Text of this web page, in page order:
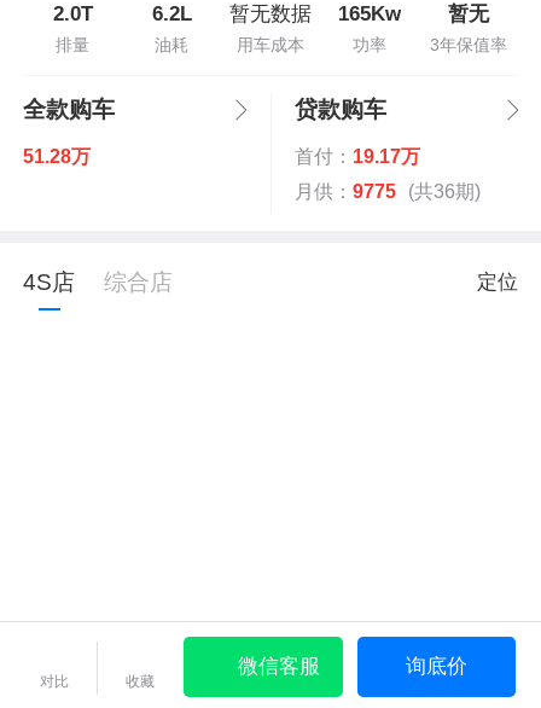
2.0T
排量
6.2L
油耗
暂无数据
用车成本
165Kw
功率
暂无
3年保值率
全款购车
51.28万
贷款购车
首付： 19.17万
月供： 9775 (共36期)
4S店 综合店 定位
对比 收藏
微信客服 询底价